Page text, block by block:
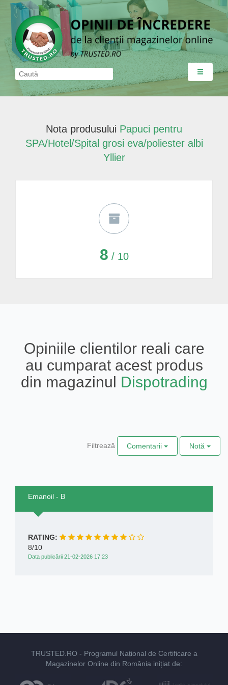
☰
Nota produsului Papuci pentru
SPA/Hotel/Spital grosi eva/poliester albi
Yllier
8 / 10
Opiniile clientilor reali care
au cumparat acest produs
din magazinul Dispotrading
Filtrează Comentarii Notă
Emanoil - B
RATING:
8/10
Data publicării 21-02-2026 17:23
TRUSTED.RO - Programul Național de Certificare a
Magazinelor Online din România inițiat de: